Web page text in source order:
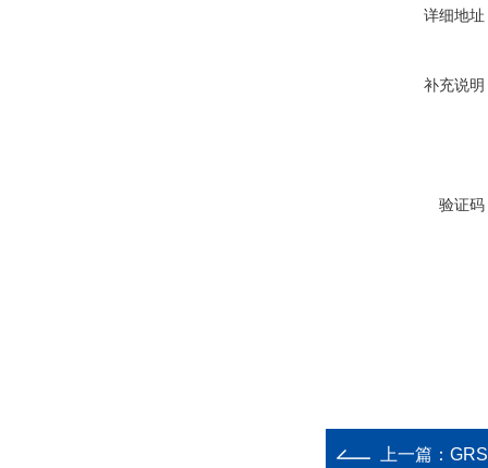
详细地址
补充说明
验证码
上一篇：